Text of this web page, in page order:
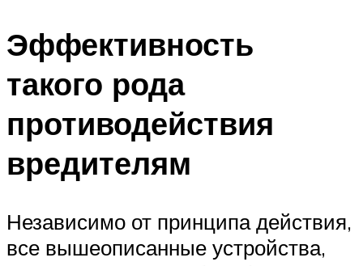
Эффективность
такого рода
противодействия
вредителям
Независимо от принципа действия,
все вышеописанные устройства,